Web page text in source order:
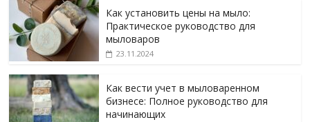
Как установить цены на мыло:
Практическое руководство для
мыловаров
23.11.2024
Как вести учет в мыловаренном
бизнесе: Полное руководство для
начинающих